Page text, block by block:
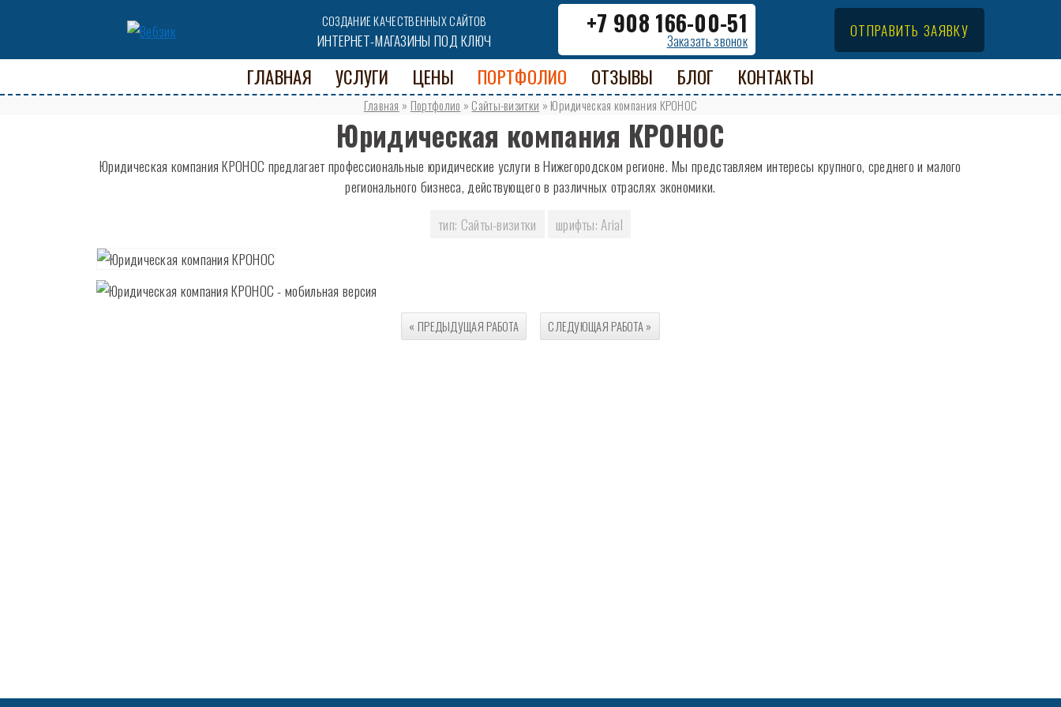
СОЗДАНИЕ КАЧЕСТВЕННЫХ САЙТОВ
ИНТЕРНЕТ-МАГАЗИНЫ ПОД КЛЮЧ
+7 908 166-00-51
Заказать звонок
ОТПРАВИТЬ ЗАЯВКУ
ГЛАВНАЯ УСЛУГИ ЦЕНЫ ПОРТФОЛИО ОТЗЫВЫ БЛОГ КОНТАКТЫ
Главная » Портфолио » Сайты-визитки » Юридическая компания КРОНОС
Юридическая компания КРОНОС
Юридическая компания КРОНОС предлагает профессиональные юридические услуги в Нижегородском регионе. Мы представляем интересы крупного, среднего и малого
регионального бизнеса, действующего в различных отраслях экономики.
тип: Сайты-визитки
шрифты: Arial
« ПРЕДЫДУЩАЯ РАБОТА СЛЕДУЮЩАЯ РАБОТА»